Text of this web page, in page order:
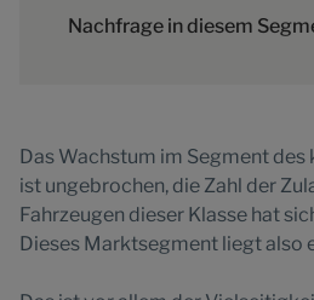
Nachfrage in diesem
Das Wachstum im Segment
ist ungebrochen, die Zahl der
Fahrzeugen dieser Klasse hat
Dieses Marktsegment liegt also